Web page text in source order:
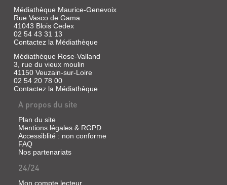
Médiathèque Maurice-Genevoix
Rue Vasco de Gama
41043 Blois Cedex
02 54 43 31 13
Contactez la Médiathèque
Médiathèque Rose-Valland
3, rue du vieux moulin
41150 Veuzain-sur-Loire
02 54 20 78 00
Contactez la Médiathèque
A propos du site
Plan du site
Mentions légales & RGPD
Accessiblité : non conforme
FAQ
Nos partenariats
24/24
Mon compte lecteur